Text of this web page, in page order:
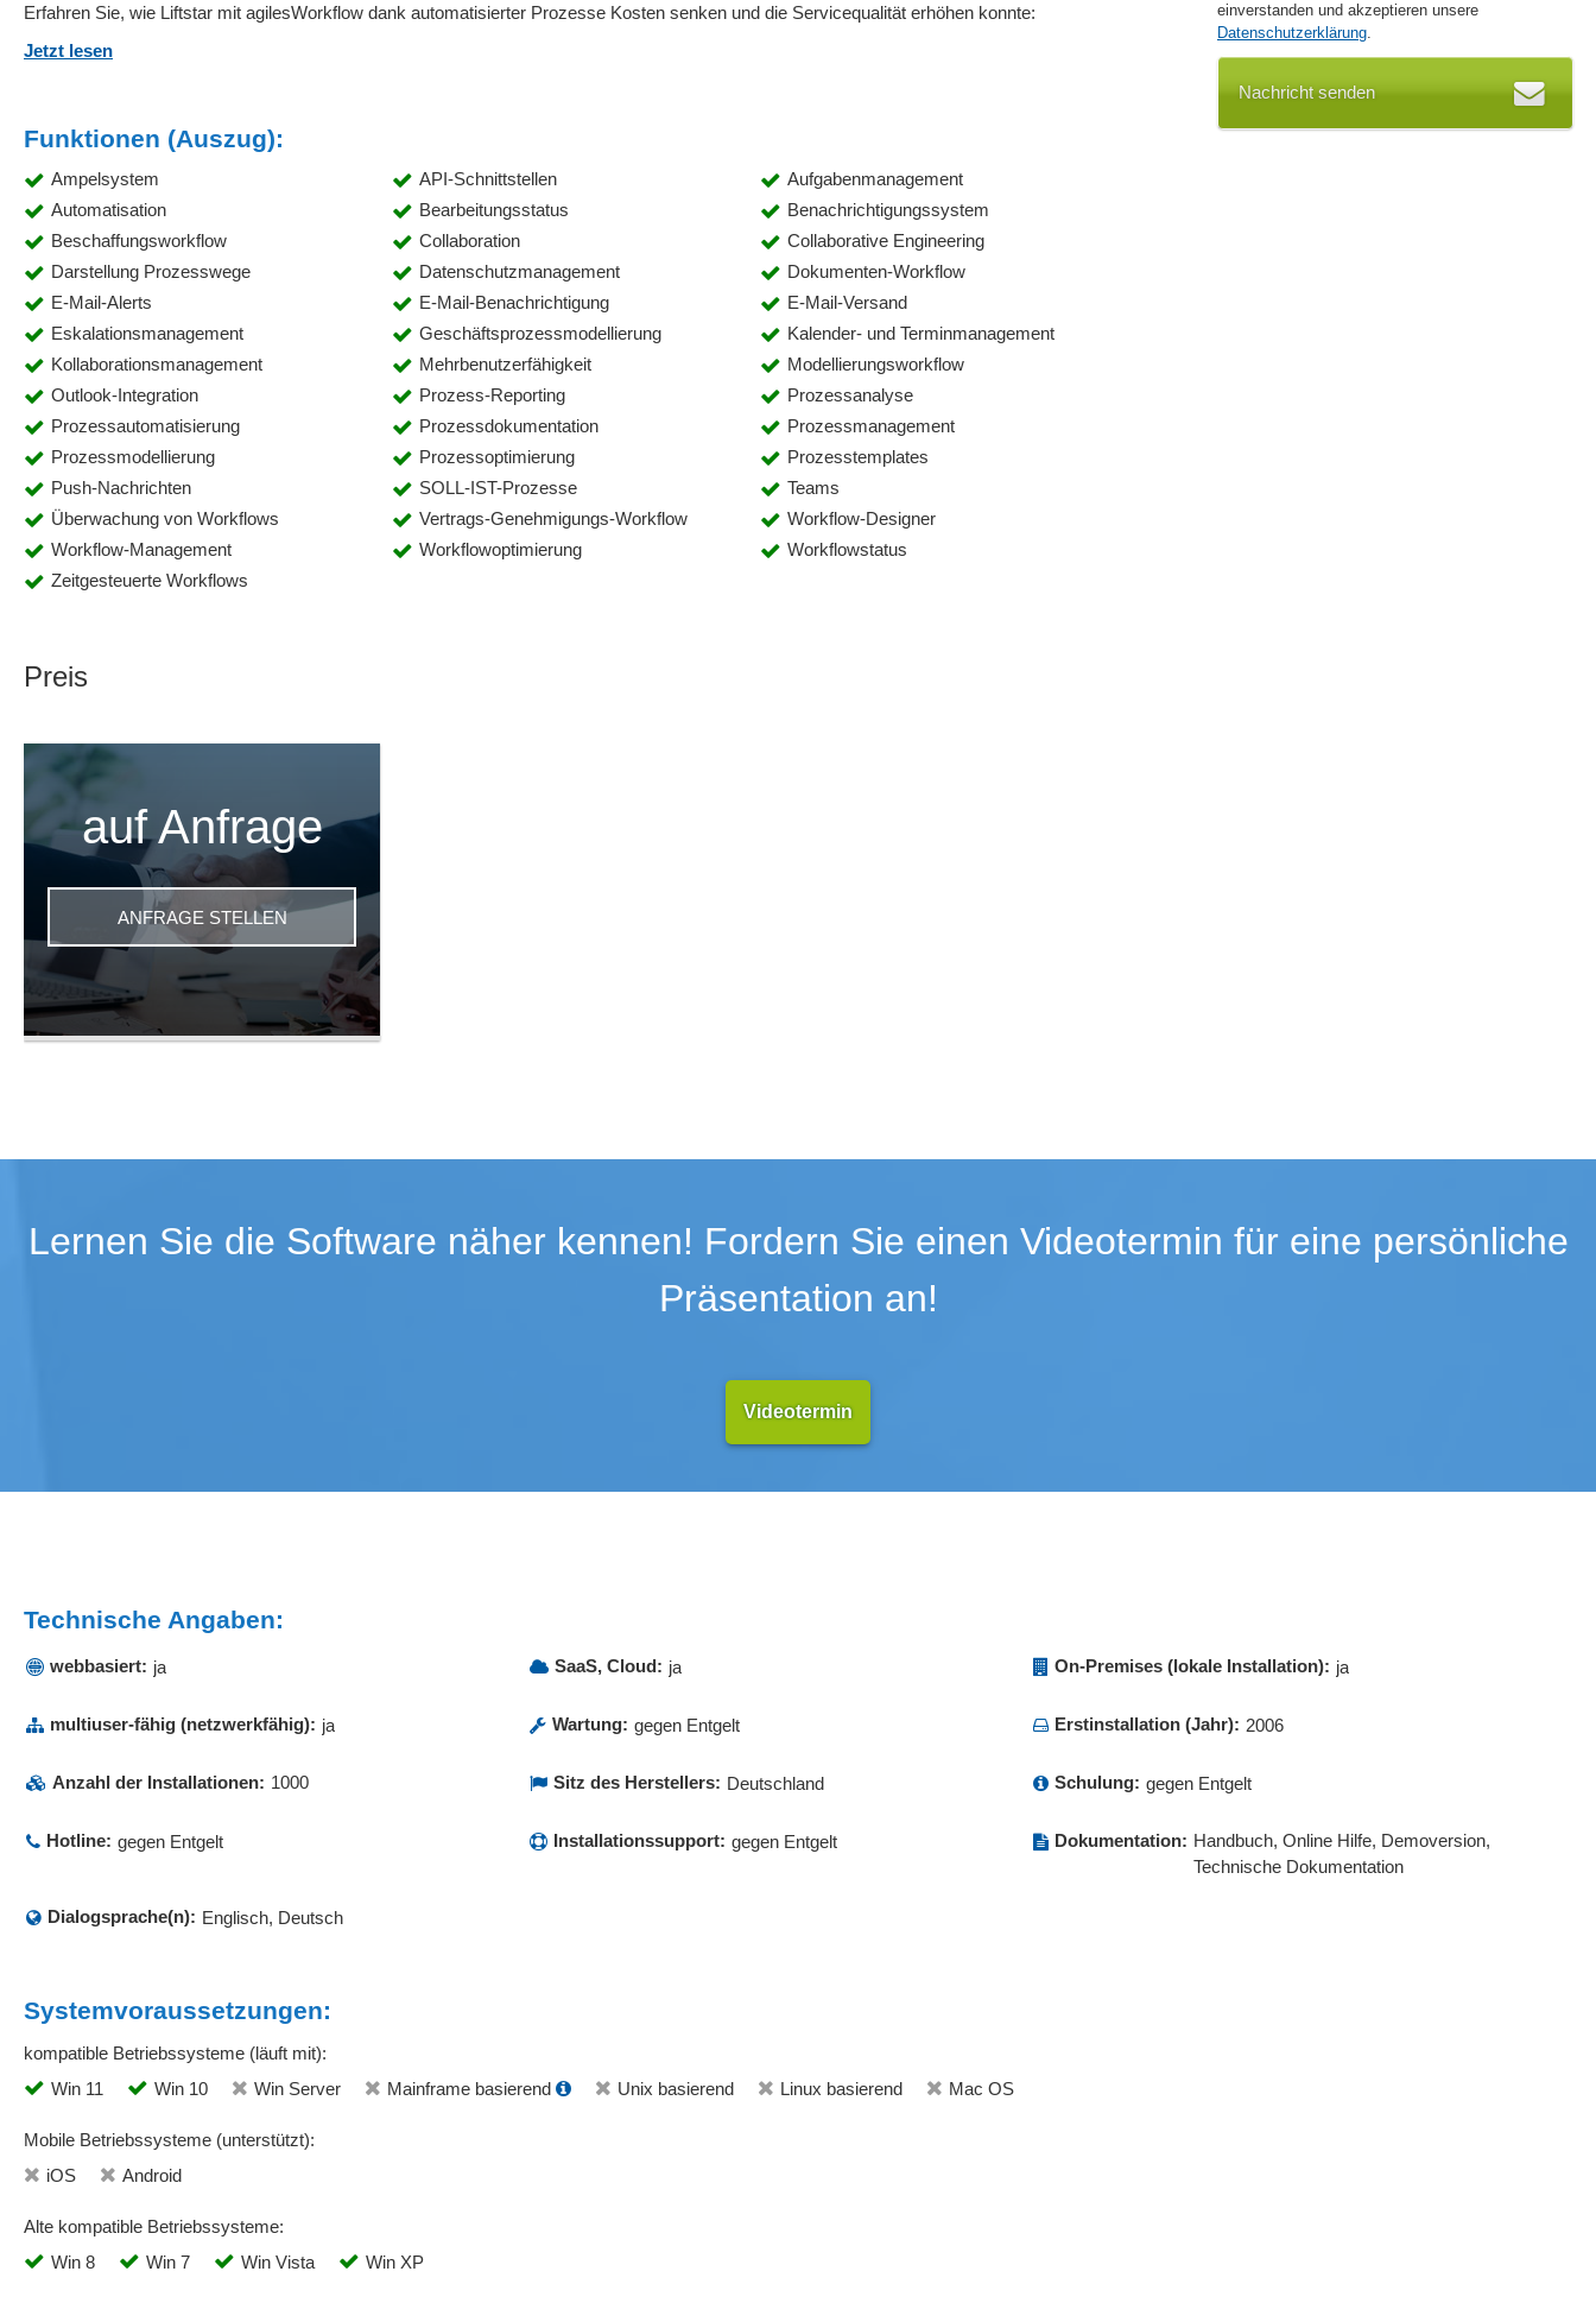
Erfahren Sie, wie Liftstar mit agilesWorkflow dank automatisierter Prozesse Kosten senken und die Servicequalität erhöhen konnte:
Jetzt lesen
Funktionen (Auszug):
Ampelsystem API-Schnittstellen
Aufgabenmanagement
Automatisation
Bearbeitungsstatus
Benachrichtigungssystem
Beschaffungsworkflow
Collaboration
Collaborative Engineering
Darstellung Prozesswege
Datenschutzmanagement
Dokumenten-Workflow
E-Mail-Alerts
E-Mail-Benachrichtigung
E-Mail-Versand
Eskalationsmanagement
Geschäftsprozessmodellierung
Kalender- und Terminmanagement
Kollaborationsmanagement
Mehrbenutzerfähigkeit
Modellierungsworkflow
Outlook-Integration
Prozess-Reporting
Prozessanalyse
Prozessautomatisierung
Prozessdokumentation
Prozessmanagement
Prozessmodellierung
Prozessoptimierung
Prozesstemplates
Push-Nachrichten
SOLL-IST-Prozesse
Teams
Überwachung von Workflows
Vertrags-Genehmigungs-Workflow
Workflow-Designer
Workflow-Management
Workflowoptimierung
Workflowstatus
Zeitgesteuerte Workflows
Preis
auf Anfrage
ANFRAGE STELLEN
einverstanden und akzeptieren unsere
Datenschutzerklärung.
Nachricht senden
Lernen Sie die Software näher kennen! Fordern Sie einen Videotermin für eine persönliche
Präsentation an!
Videotermin
Technische Angaben:
webbasiert: ja SaaS, Cloud: ja On-Premises (lokale Installation): ja
multiuser-fähig (netzwerkfähig): ja Wartung: gegen Entgelt Erstinstallation (Jahr): 2006
Anzahl der Installationen: 1000 Sitz des Herstellers: Deutschland Schulung: gegen Entgelt
Hotline: gegen Entgelt Installationssupport: gegen Entgelt Dokumentation: Handbuch, Online Hilfe, Demoversion,
Technische Dokumentation
Dialogsprache(n): Englisch, Deutsch
Systemvoraussetzungen:
kompatible Betriebssysteme (läuft mit):
Win 11
Win 10 Win Server Mainframe basierend Unix basierend Linux basierend Mac OS
Mobile Betriebssysteme (unterstützt):
iOS
Android
Alte kompatible Betriebssysteme:
Win 8
Win 7 Win Vista Win XP